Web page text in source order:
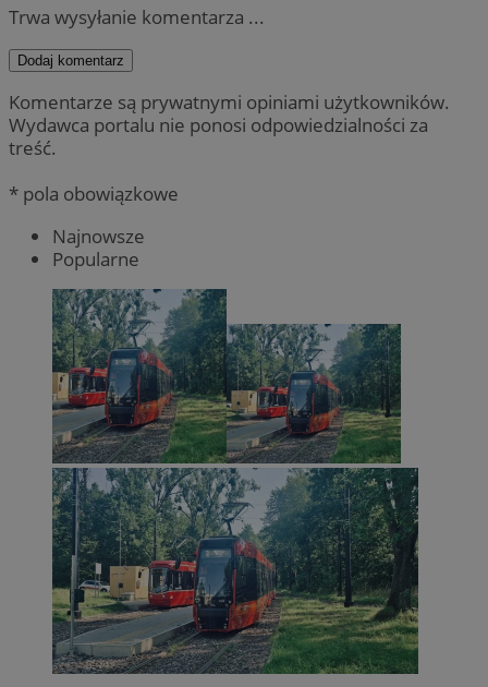
Trwa wysyłanie komentarza ...
Dodaj komentarz
Komentarze są prywatnymi opiniami użytkowników.
Wydawca portalu nie ponosi odpowiedzialności za
treść.
* pola obowiązkowe
Najnowsze
Popularne